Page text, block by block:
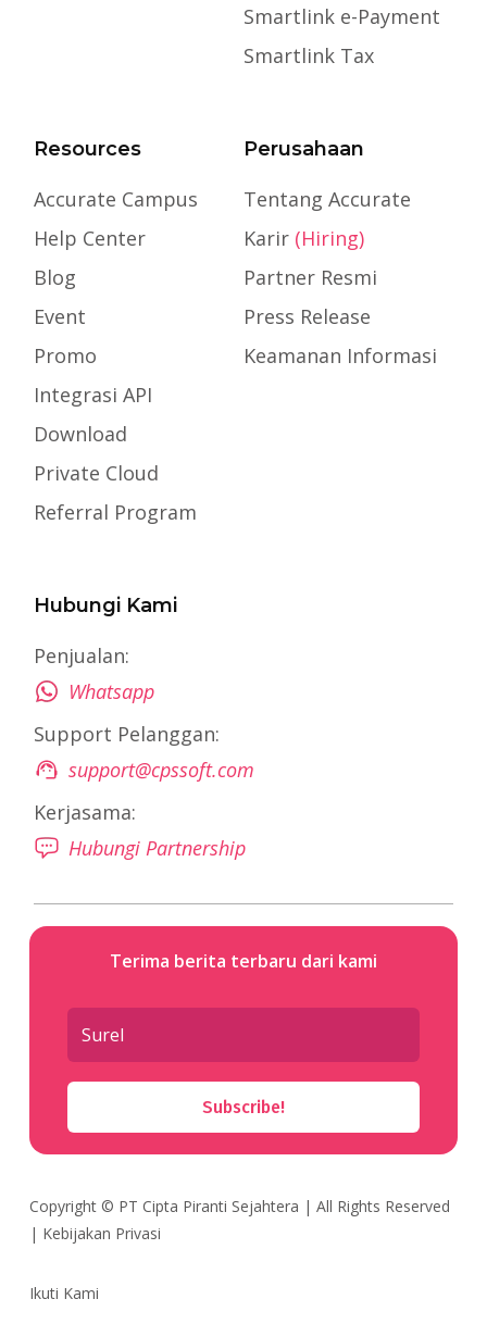
Smartlink e-Payment
Smartlink Tax
Resources
Accurate Campus
Help Center
Blog
Event
Promo
Integrasi API
Download
Private Cloud
Referral Program
Perusahaan
Tentang Accurate
Karir (Hiring)
Partner Resmi
Press Release
Keamanan Informasi
Hubungi Kami
Penjualan:
Whatsapp
Support Pelanggan:
support@cpssoft.com
Kerjasama:
Hubungi Partnership
Terima berita terbaru dari kami
Subscribe!
Copyright © PT Cipta Piranti Sejahtera | All Rights Reserved
| Kebijakan Privasi
Ikuti Kami